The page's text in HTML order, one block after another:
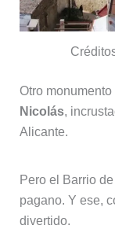
Otro
Nicolás,
Alicante.
Pero el Barrio
pagano. Y ese,
divertido.